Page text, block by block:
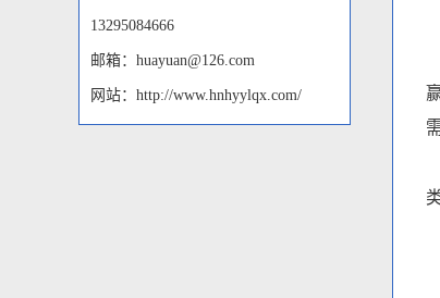
13295084666
邮箱：huayuan@126.com
网站：http://www.hnhyylqx.com/